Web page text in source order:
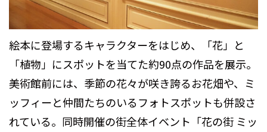
絵本に登場するキャラクターをはじめ、「花」と
「植物」にスポットを当てた約90点の作品を展示。
美術館前には、季節の花々が咲き誇るお花畑や、ミ
ッフィーと仲間たちのいるフォトスポットも併設さ
れている。同時開催の街全体イベント「花の街 ミッ